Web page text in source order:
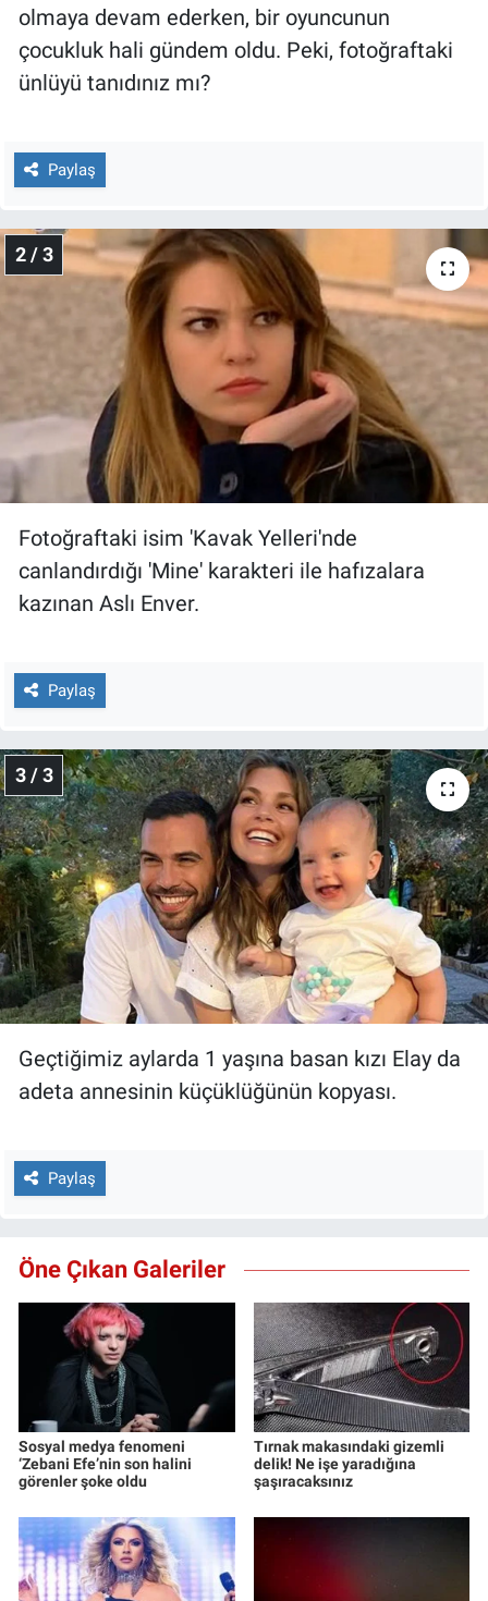
olmaya devam ederken, bir oyuncunun
çocukluk hali gündem oldu. Peki, fotoğraftaki
ünlüyü tanıdınız mı?
Paylaş
2 / 3
Fotoğraftaki isim 'Kavak Yelleri'nde
canlandırdığı 'Mine' karakteri ile hafızalara
kazınan Aslı Enver.
Paylaş
3 / 3
Geçtiğimiz aylarda 1 yaşına basan kızı Elay da
adeta annesinin küçüklüğünün kopyası.
Paylaş
Öne Çıkan Galeriler
Sosyal medya fenomeni
‘Zebani Efe’nin son halini
görenler şoke oldu
Tırnak makasındaki gizemli
delik! Ne işe yaradığına
şaşıracaksınız
Kültür Sanat
Ne demişti
Programlar
Spor
Teknoloji
Türkiye'nin Geleceği
Türkiye'nin Gündemi
Yerel Gündem
Canlı Yayın